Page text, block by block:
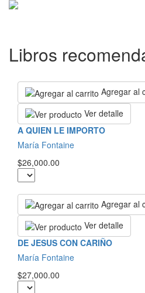
Libros
Agregar al
Ver detalle
A QUIEN LE IMPORTO
María Fontaine
$26,000.00
Agregar al
Ver detalle
DE JESUS CON CARIÑO
María Fontaine
$27,000.00